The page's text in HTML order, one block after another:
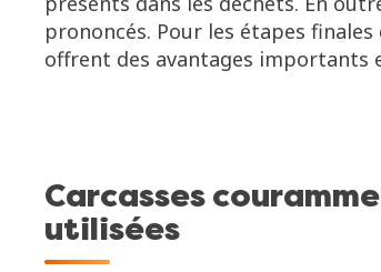
prononcés. Pour les étapes
offrent des avantages importants
Carcasses
utilisées